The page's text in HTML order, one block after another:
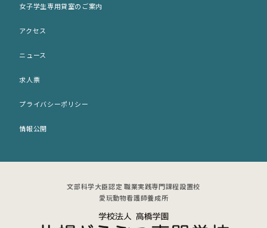
施設紹介
アクセス
女子学生専用貸室のご案内
アクセス
ニュース
求人票
プライバシーポリシー
情報公開
文部科学大臣認定 職業実践専門課程設置校
愛玩動物看護師養成所